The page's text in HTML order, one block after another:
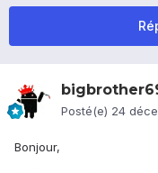
Posté(e) 24
Bonjour,